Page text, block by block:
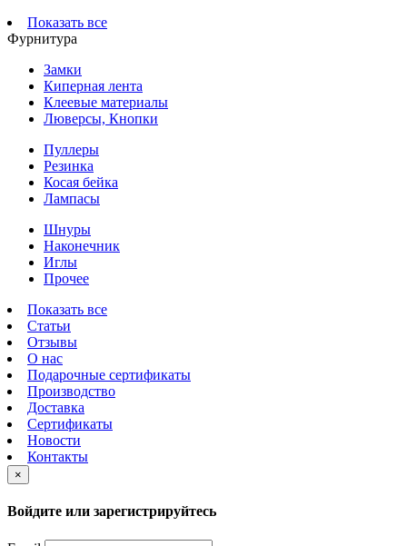
Показать все
Фурнитура
Замки
Киперная лента
Клеевые материалы
Люверсы, Кнопки
Пуллеры
Резинка
Косая бейка
Лампасы
Шнуры
Наконечник
Иглы
Прочее
Показать все
Статьи
Отзывы
О нас
Подарочные сертификаты
Производство
Доставка
Сертификаты
Новости
Контакты
×
Войдите или зарегистрируйтесь